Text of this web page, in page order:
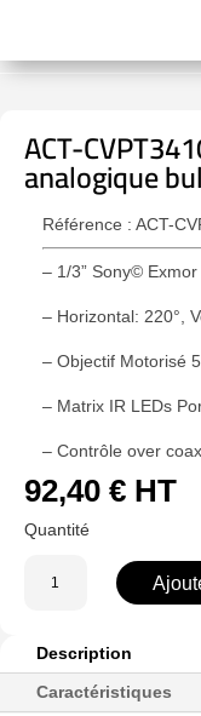
ACT-
analogique
Référence : ACT-
– 1/3” Sony©
– Horizontal: 220°,
– Objectif Motorisé
– Matrix IR LEDs
– Contrôle over
92,40 € HT
CVPT3410FIZ-
FTVI
Description
Caractéristiques